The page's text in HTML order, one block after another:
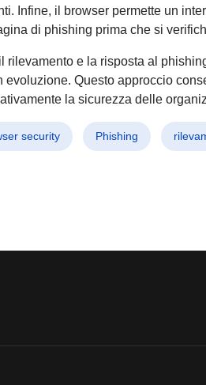
Infine, il browser permette un
di phishing prima che si
rilevamento e la risposta al
evoluzione. Questo approccio
la sicurezza delle
security Phishing
Cyber Attacco DslogdRAT: Minaccia